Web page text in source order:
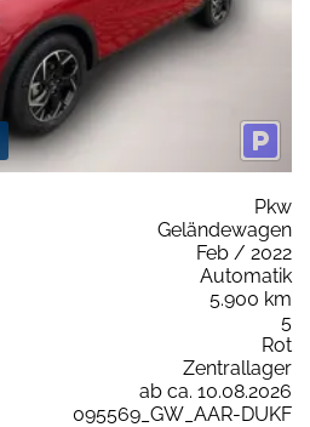
Pkw
Geländewagen
Feb / 2022
Automatik
5.900 km
5
Rot
Zentrallager
ab ca. 10.08.2026
095569_GW_AAR-DUKF